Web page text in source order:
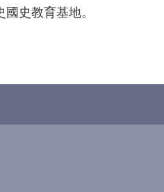
國史教育基地。